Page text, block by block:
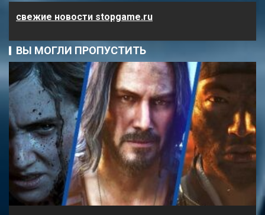
свежие новости stopgame.ru
ВЫ МОГЛИ ПРОПУСТИТЬ